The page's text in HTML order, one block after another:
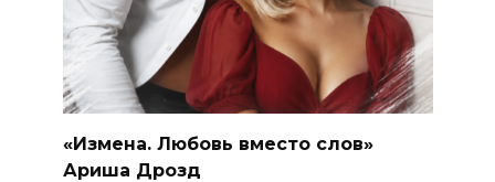
«Измена. Любовь вместо слов»
Ариша Дрозд